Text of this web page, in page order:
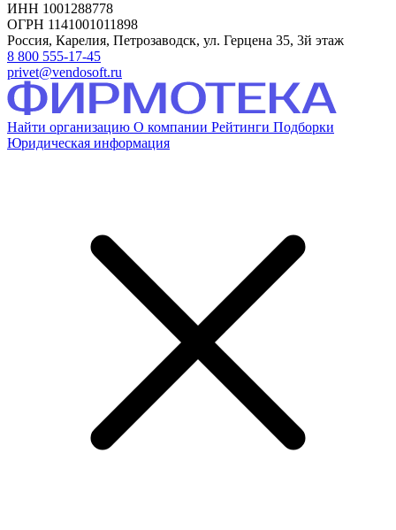
ИНН 1001288778
ОГРН 1141001011898
Россия, Карелия, Петрозаводск, ул. Герцена 35, 3й этаж
8 800 555-17-45
privet@vendosoft.ru
Найти организацию О компании Рейтинги Подборки
Юридическая информация